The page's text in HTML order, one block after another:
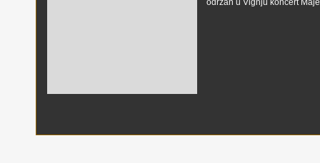
održan u Vignju koncert